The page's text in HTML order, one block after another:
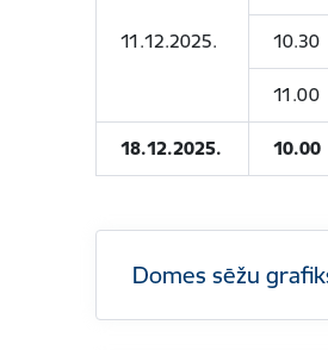
11.12.2025. 10.30
11.00
18.12.2025. 10.00
Domes sēžu